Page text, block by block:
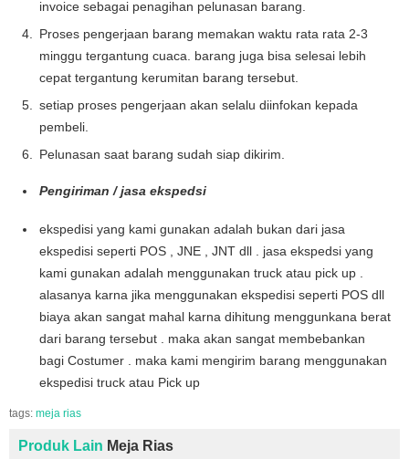
invoice sebagai penagihan pelunasan barang.
Proses pengerjaan barang memakan waktu rata rata 2-3
minggu tergantung cuaca. barang juga bisa selesai lebih
cepat tergantung kerumitan barang tersebut.
setiap proses pengerjaan akan selalu diinfokan kepada
pembeli.
Pelunasan saat barang sudah siap dikirim.
Pengiriman / jasa ekspedsi
ekspedisi yang kami gunakan adalah bukan dari jasa
ekspedisi seperti POS , JNE , JNT dll . jasa ekspedsi yang
kami gunakan adalah menggunakan truck atau pick up .
alasanya karna jika menggunakan ekspedisi seperti POS dll
biaya akan sangat mahal karna dihitung menggunkana berat
dari barang tersebut . maka akan sangat membebankan
bagi Costumer . maka kami mengirim barang menggunakan
ekspedisi truck atau Pick up
tags: meja rias
Produk Lain Meja Rias